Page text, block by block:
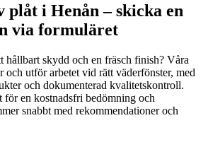
plåt i Henån – skicka en
via formuläret
hållbart skydd och en fräsch finish? Våra
och utför arbetet vid rätt väderfönster, med
och dokumenterad kvalitetskontroll.
en kostnadsfri bedömning och
snabbt med rekommendationer och